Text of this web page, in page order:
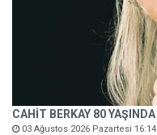
CAHİT BERKAY 80 YAŞINDA
03 Ağustos 2026 Pazartesi 16:14